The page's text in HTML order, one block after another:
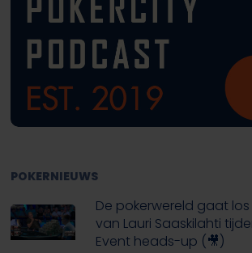
POKERNIEUWS
De pokerwereld gaat
van Lauri Saaskilahti
Event heads-up (🎥)